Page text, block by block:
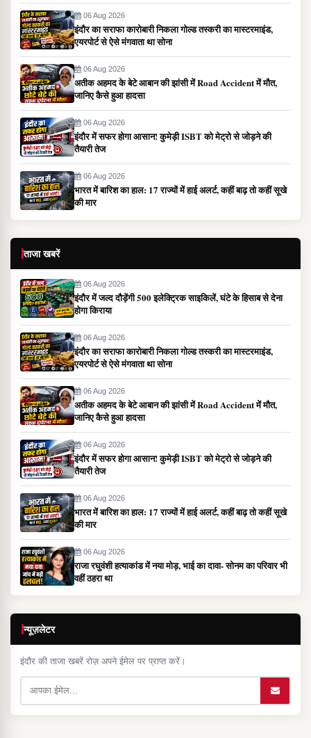
06 Aug 2026
इंदौर का सराफा कारोबारी निकला गोल्ड तस्करी का मास्टरमाइंड,
एयरपोर्ट से ऐसे मंगवाता था सोना
06 Aug 2026
अतीक अहमद के बेटे आबान की झांसी में Road Accident में मौत,
जानिए कैसे हुआ हादसा
06 Aug 2026
इंदौर में सफर होगा आसान! कुमेड़ी ISBT को मेट्रो से जोड़ने की
तैयारी तेज
06 Aug 2026
भारत में बारिश का हाल: 17 राज्यों में हाई अलर्ट, कहीं बाढ़ तो कहीं सूखे
की मार
ताजा खबरें
06 Aug 2026
इंदौर में जल्द दौड़ेंगी 500 इलेक्ट्रिक साइकिलें, घंटे के हिसाब से देना
होगा किराया
06 Aug 2026
इंदौर का सराफा कारोबारी निकला गोल्ड तस्करी का मास्टरमाइंड,
एयरपोर्ट से ऐसे मंगवाता था सोना
06 Aug 2026
अतीक अहमद के बेटे आबान की झांसी में Road Accident में मौत,
जानिए कैसे हुआ हादसा
06 Aug 2026
इंदौर में सफर होगा आसान! कुमेड़ी ISBT को मेट्रो से जोड़ने की
तैयारी तेज
06 Aug 2026
भारत में बारिश का हाल: 17 राज्यों में हाई अलर्ट, कहीं बाढ़ तो कहीं सूखे
की मार
06 Aug 2026
राजा रघुवंशी हत्याकांड में नया मोड़, भाई का दावा- सोनम का परिवार भी
वहीं ठहरा था
न्यूज़लेटर
इंदौर की ताजा खबरें रोज़ अपने ईमेल पर प्राप्त करें।